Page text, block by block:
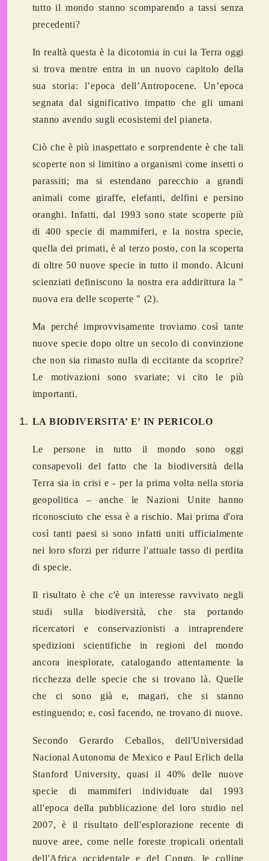
tutto il mondo stanno scomparendo a tassi senza
precedenti?
In realtà questa è la dicotomia in cui la Terra oggi
si trova mentre entra in un nuovo capitolo della
sua storia: l’epoca dell’Antropocene. Un’epoca
segnata dal significativo impatto che gli umani
stanno avendo sugli ecosistemi del pianeta.
Ciò che è più inaspettato e sorprendente è che tali
scoperte non si limitino a organismi come insetti o
parassiti; ma si estendano parecchio a grandi
animali come giraffe, elefanti, delfini e persino
oranghi. Infatti, dal 1993 sono state scoperte più
di 400 specie di mammiferi, e la nostra specie,
quella dei primati, è al terzo posto, con la scoperta
di oltre 50 nuove specie in tutto il mondo. Alcuni
scienziati definiscono la nostra era addirittura la "
nuova era delle scoperte " (2).
Ma perché improvvisamente troviamo così tante
nuove specie dopo oltre un secolo di convinzione
che non sia rimasto nulla di eccitante da scoprire?
Le motivazioni sono svariate; vi cito le più
importanti.
LA BIODIVERSITA’ E’ IN PERICOLO
Le persone in tutto il mondo sono oggi
consapevoli del fatto che labiodiversità
della
Terra sia in crisi e - per la prima volta nella storia
geopolitica – anche le Nazioni Unite hanno
riconosciuto che essa è a rischio. Mai prima d'ora
così tanti paesi si sono infatti uniti ufficialmente
nei loro sforzi per ridurre l'attuale tasso di perdita
di specie.
Il risultato è che c'è un interesse ravvivato negli
studi sulla biodiversità, che sta portando
ricercatori e conservazionisti a intraprendere
spedizioni scientifiche in regioni del mondo
ancora inesplorate, catalogando attentamente la
ricchezza delle specie che si trovano là. Quelle
che ci sono già e, magari, che si stanno
estinguendo; e, così facendo, ne trovano di nuove.
Secondo Gerardo Ceballos, dell'Universidad
Nacional Autonoma de Mexico e Paul Erlich della
Stanford University,quasi il 40% delle nuove
specie di mammiferi
individuate dal 1993
all'epoca della pubblicazione del loro studio nel
2007, è il risultato dell'esplorazione recente di
nuove aree, come nelle foreste tropicali orientali
dell'Africa occidentale e del Congo, le colline